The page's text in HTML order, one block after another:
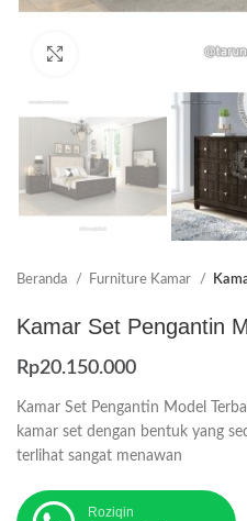
Beranda Furniture Kamar
Kamar Set Pengantin
Rp20.150.000
Kamar Set Pengantin Model
kamar set dengan bentuk yang
terlihat sangat menawan
Roziqin